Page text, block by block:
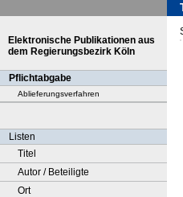
Elektronische Publikationen aus
dem Regierungsbezirk Köln
Pflichtabgabe
Ablieferungsverfahren
Listen
Titel
Autor / Beteiligte
Ort